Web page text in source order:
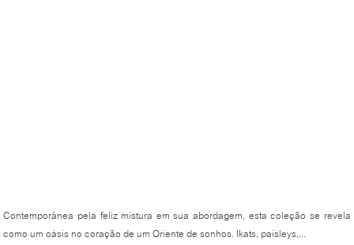
Contemporânea pela feliz mistura em sua abordagem, esta coleção se revela
como um oásis no coração de um Oriente de sonhos. Ikats, paisleys,...